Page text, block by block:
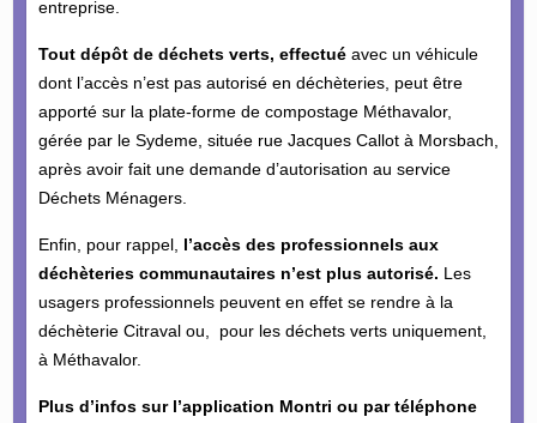
entreprise.
Tout dépôt de déchets verts, effectuéavec un véhicule
dont l’accès n’est pas autorisé en déchèteries, peut être
apporté sur la plate-forme de compostage Méthavalor,
gérée par le Sydeme, située rue Jacques Callot à Morsbach,
après avoir fait une demande d’autorisation au service
Déchets Ménagers.
Enfin, pour rappel, l’accès des professionnels aux
déchèteries communautaires n’est plus autorisé. Les
usagers professionnels peuvent en effet se rendre à la
déchèterie Citraval ou, pour les déchets verts uniquement,
à Méthavalor.
Plus d’infos sur l’application Montri ou par téléphone